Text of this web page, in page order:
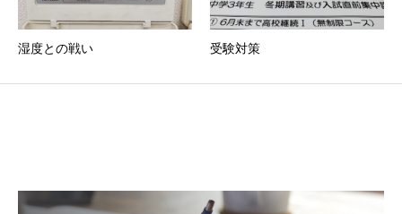
湿度との戦い 受験対策